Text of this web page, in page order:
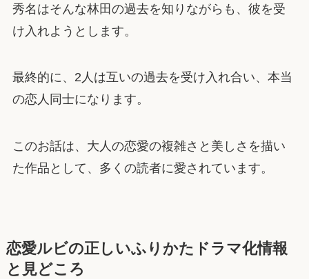
秀名はそんな林田の過去を知りながらも、彼を受
け入れようとします。
最終的に、2人は互いの過去を受け入れ合い、本当
の恋人同士になります。
このお話は、大人の恋愛の複雑さと美しさを描い
た作品として、多くの読者に愛されています。
恋愛ルビの正しいふりかたドラマ化情報
と見どころ